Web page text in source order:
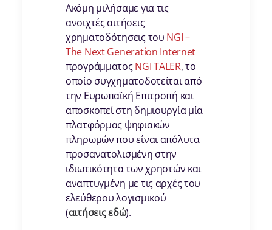
Ακόμη μιλήσαμε για τις
ανοιχτές αιτήσεις
χρηματοδότησεις του NGI –
The Next Generation Internet
προγράμματοςNGI TALER, το
οποίο συγχηματοδοτείται από
την Ευρωπαϊκή Επιτροπή και
αποσκοπεί στη δημιουργία μία
πλατφόρμας ψηφιακών
πληρωμών που είναι απόλυτα
προσανατολισμένη στην
ιδιωτικότητα των χρηστών και
αναπτυγμένη με τις αρχές του
ελεύθερου λογισμικού
(αιτήσεις εδώ).